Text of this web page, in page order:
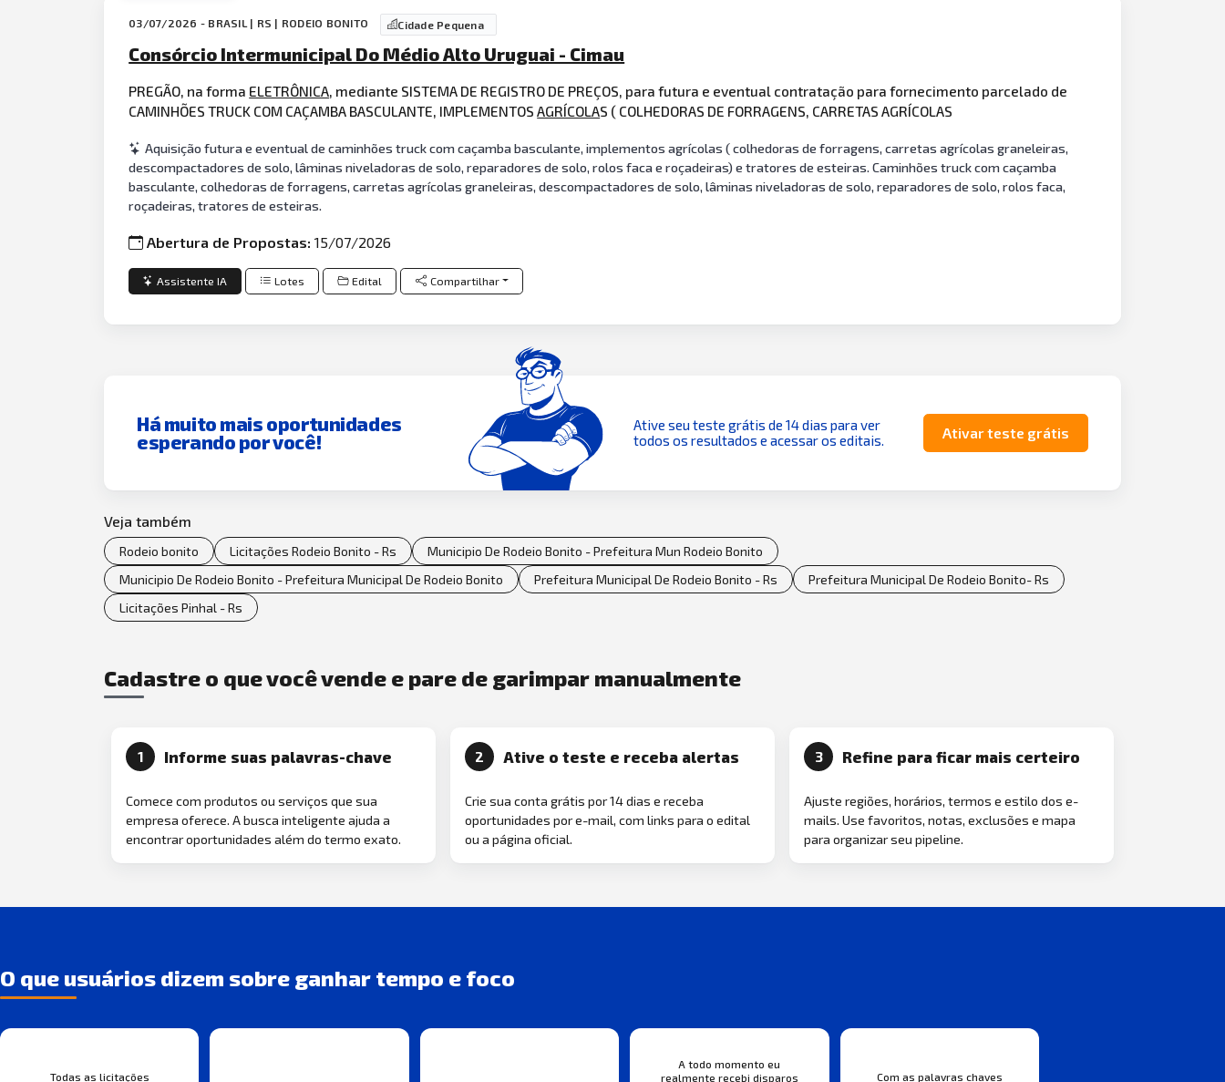
03/07/2026 - BRASIL | RS | RODEIO BONITO Cidade Pequena
Consórcio Intermunicipal Do Médio Alto Uruguai - Cimau
PREGÃO, na forma ELETRÔNICA, mediante SISTEMA DE REGISTRO DE PREÇOS, para futura e eventual contratação para fornecimento parcelado de
CAMINHÕES TRUCK COM CAÇAMBA BASCULANTE, IMPLEMENTOSAGRÍCOLAS ( COLHEDORAS DE FORRAGENS, CARRETAS AGRÍCOLAS
Aquisição futura e eventual de caminhões truck com caçamba basculante, implementos agrícolas ( colhedoras de forragens, carretas agrícolas graneleiras,
descompactadores de solo, lâminas niveladoras de solo, reparadores de solo, rolos faca e roçadeiras) e tratores de esteiras. Caminhões truck com caçamba
basculante, colhedoras de forragens, carretas agrícolas graneleiras, descompactadores de solo, lâminas niveladoras de solo, reparadores de solo, rolos faca,
roçadeiras, tratores de esteiras.
Abertura de Propostas:15/07/2026
Assistente IA Lotes Edital Compartilhar
Há muito mais oportunidades
esperando por você!
Ative seu teste grátis de 14 dias para ver
todos os resultados e acessar os editais.
Ativar teste grátis
Veja também
Rodeio bonito Licitações Rodeio Bonito - Rs
Municipio De Rodeio Bonito - Prefeitura Mun Rodeio Bonito
Municipio De Rodeio Bonito - Prefeitura Municipal De Rodeio Bonito
Prefeitura Municipal De Rodeio Bonito - Rs
Prefeitura Municipal De Rodeio Bonito- Rs
Licitações Pinhal - Rs
Cadastre o que você vende e pare de garimpar manualmente
1 Informe suas palavras-chave
Comece com produtos ou serviços que sua
empresa oferece. A busca inteligente ajuda a
encontrar oportunidades além do termo exato.
2 Ative o teste e receba alertas
Crie sua conta grátis por 14 dias e receba
oportunidades por e-mail, com links para o edital
ou a página oficial.
3 Refine para ficar mais certeiro
Ajuste regiões, horários, termos e estilo dos e-
mails. Use favoritos, notas, exclusões e mapa
para organizar seu pipeline.
O que usuários dizem sobre ganhar tempo e foco
Todas as licitações
A todo momento eu
realmente recebi disparos
Com as palavras chaves